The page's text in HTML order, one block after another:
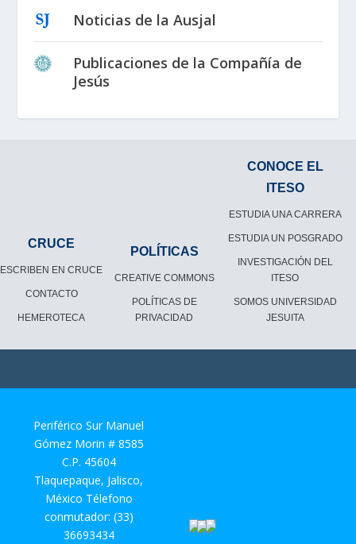
Noticias de la Ausjal
Publicaciones de la Compañía de
Jesús
CRUCE
ESCRIBEN EN CRUCE
CONTACTO
HEMEROTECA
POLÍTICAS
CREATIVE COMMONS
POLÍTICAS DE
PRIVACIDAD
CONOCE EL
ITESO
ESTUDIA UNA CARRERA
ESTUDIA UN POSGRADO
INVESTIGACIÓN DEL
ITESO
SOMOS UNIVERSIDAD
JESUITA
Periférico Sur Manuel
Gómez Morin # 8585
C.P. 45604
Tlaquepaque, Jalisco,
México Télefono
conmutador: (33)
36693434